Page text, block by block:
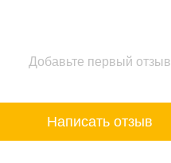
Добавьте первый отзыв
Написать отзыв